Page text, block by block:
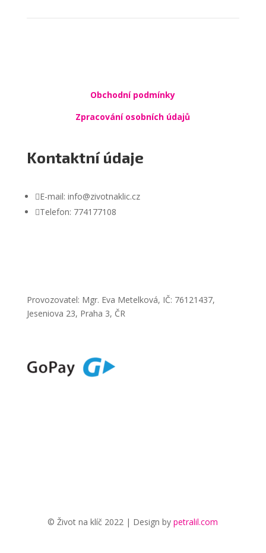
Obchodní podmínky
Zpracování osobních údajů
Kontaktní údaje
E-mail: info@zivotnaklic.cz
Telefon: 774177108
Provozovatel: Mgr. Eva Metelková, IČ: 76121437,
Jeseniova 23, Praha 3, ČR
© Život na klíč 2022 | Design bypetralil.com